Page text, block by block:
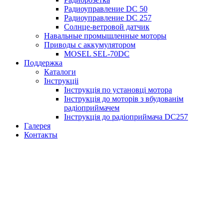
Радиоуправление DС 50
Радиоуправление DС 257
Солнце-ветровой датчик
Навальные промышленные моторы
Приводы с аккумулятором
MOSEL SEL-70DС
Поддержка
Каталоги
Інструкціі
Інструкція по установці мотора
Інструкція до моторів з вбудованім
радіоприймачем
Інструкція до радіоприймача DC257
Галерея
Контакты